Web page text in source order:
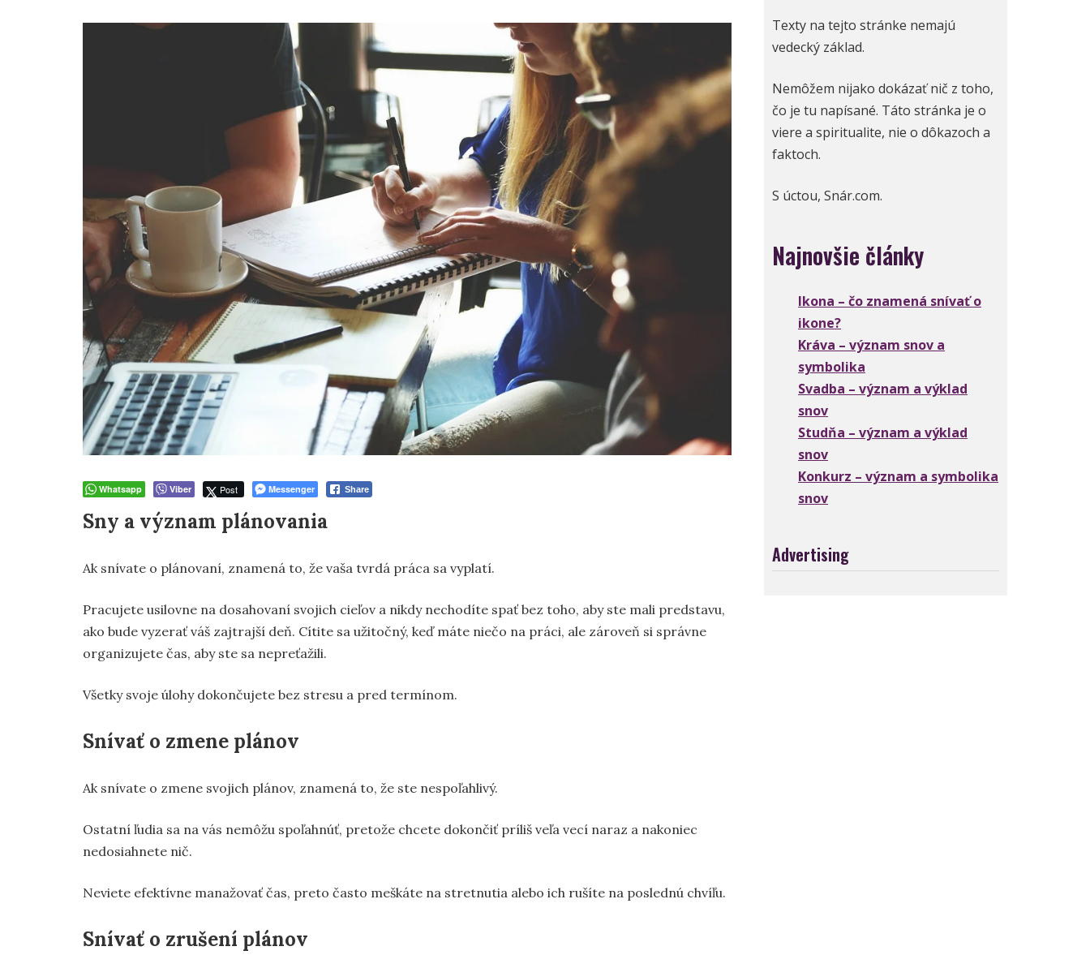
Whatsapp Viber Post Messenger Share
Sny a význam plánovania
Ak snívate o plánovaní, znamená to, že vaša tvrdá práca sa vyplatí.
Pracujete usilovne na dosahovaní svojich cieľov a nikdy nechodíte spať bez toho, aby ste mali predstavu,
ako bude vyzerať váš zajtrajší deň. Cítite sa užitočný, keď máte niečo na práci, ale zároveň si správne
organizujete čas, aby ste sa nepreťažili.
Všetky svoje úlohy dokončujete bez stresu a pred termínom.
Snívať o zmene plánov
Ak snívate o zmene svojich plánov, znamená to, že ste nespoľahlivý.
Ostatní ľudia sa na vás nemôžu spoľahnúť, pretože chcete dokončiť príliš veľa vecí naraz a nakoniec
nedosiahnete nič.
Neviete efektívne manažovať čas, preto často meškáte na stretnutia alebo ich rušíte na poslednú chvíľu.
Snívať o zrušení plánov
Texty na tejto stránke nemajú
vedecký základ.
Nemôžem nijako dokázať nič z toho,
čo je tu napísané. Táto stránka je o
viere a spiritualite, nie o dôkazoch a
faktoch.
S úctou, Snár.com.
Najnovšie články
Ikona – čo znamená snívať o
ikone?
Kráva – význam snov a
symbolika
Svadba – význam a výklad
snov
Studňa – význam a výklad
snov
Konkurz – význam a symbolika
snov
Advertising